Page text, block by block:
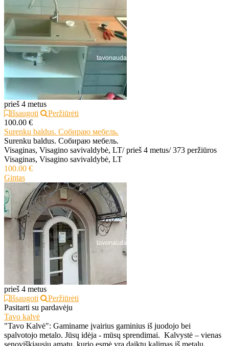
prieš 4 metus
Išsaugoti
Peržiūrėti
100.00 €
Surenku baldus. Собираю мебель.
Surenku baldus. Собираю мебель.
Visaginas, Visagino savivaldybė, LT/ prieš 4 metus/ 373 peržiūros
Visaginas, Visagino savivaldybė, LT
100.00 €
Gintas
prieš 4 metus
Išsaugoti
Peržiūrėti
Pasitarti su pardavėju
Tavo kalvė
"Tavo Kalvė": Gaminame įvairius gaminius iš juodojo bei
spalvotojo metalo. Jūsų idėja - mūsų sprendimai. Kalvystė – vienas